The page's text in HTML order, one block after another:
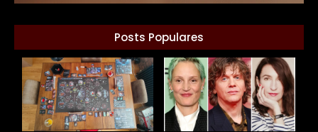
Posts Populares